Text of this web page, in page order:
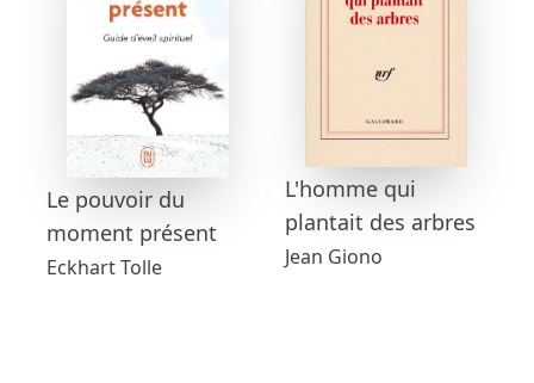
Le pouvoir du
moment présent
Eckhart Tolle
L'homme qui
plantait des arbres
Jean Giono